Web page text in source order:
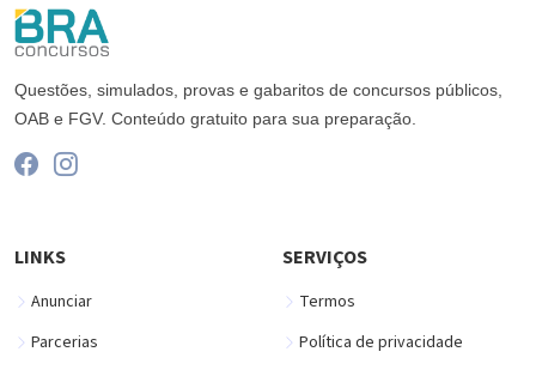
Questões, simulados, provas e gabaritos de concursos públicos,
OAB e FGV. Conteúdo gratuito para sua preparação.
LINKS
Anunciar
Parcerias
SERVIÇOS
Termos
Política de privacidade